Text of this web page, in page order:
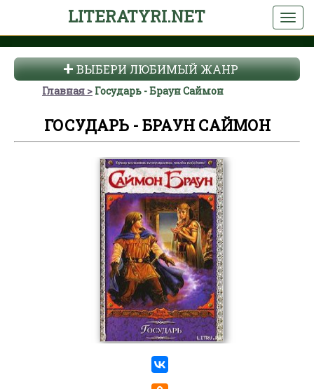
LITERATYRI.NET
ВЫБЕРИ ЛЮБИМЫЙ ЖАНР
Главная Государь - Браун Саймон
ГОСУДАРЬ - БРАУН САЙМОН